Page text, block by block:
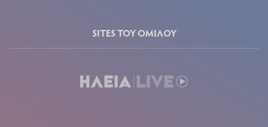
SITES ΤΟΥ ΟΜΙΛΟΥ